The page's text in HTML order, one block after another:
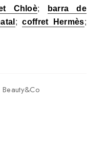
Chloè;
barra de
;coffret Hermès;
Beauty&Co